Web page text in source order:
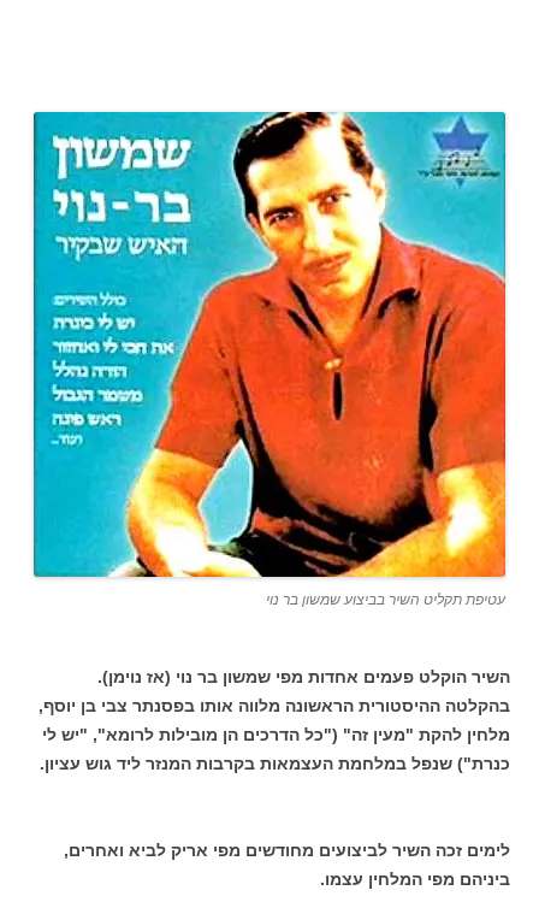
עטיפת תקליט השיר בביצוע שמשון בר נוי
השיר הוקלט פעמים אחדות מפי שמשון בר נוי (אז נוימן).
בהקלטה ההיסטורית הראשונה מלווה אותו בפסנתר צבי בן יוסף,
מלחין להקת "מעין זה" ("כל הדרכים הן מובילות לרומא", "יש לי
כנרת") שנפל במלחמת העצמאות בקרבות המנזר ליד גוש עציון.
לימים זכה השיר לביצועים מחודשים מפי אריק לביא ואחרים,
ביניהם מפי המלחין עצמו.